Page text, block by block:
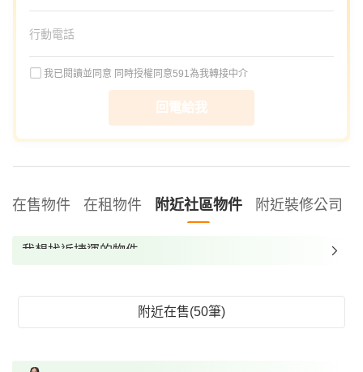
我已閱讀並同意 同時授權同意591為我轉接中介
回電給我
在售物件 在租物件 附近社區物件 附近裝修公司
我想找近捷運的物件
我想找配備瓦斯爐的物件
我想找具垃圾處理的物件
附近在售(50筆)